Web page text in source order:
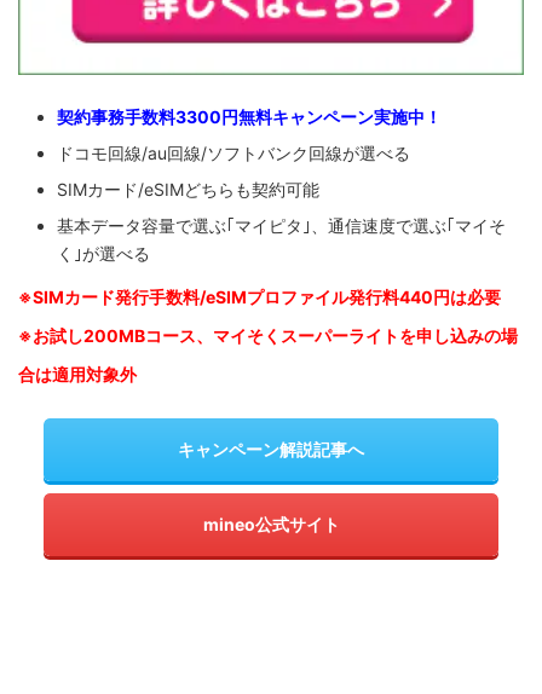
契約事務手数料3300円無料キャンペーン実施中！
ドコモ回線/au回線/ソフトバンク回線が選べる
SIMカード/eSIMどちらも契約可能
基本データ容量で選ぶ｢マイピタ｣、通信速度で選ぶ｢マイそ
く｣が選べる
※SIMカード発行手数料/eSIMプロファイル発行料440円は必要
※お試し200MBコース、マイそくスーパーライトを申し込みの場
合は適用対象外
キャンペーン解説記事へ
mineo公式サイト